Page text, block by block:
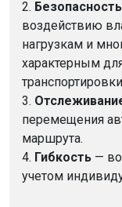
2. Безопасность
воздействию
нагрузкам и
характерным
3.
перемещения
маршрута.
4. Гибкость —
учетом